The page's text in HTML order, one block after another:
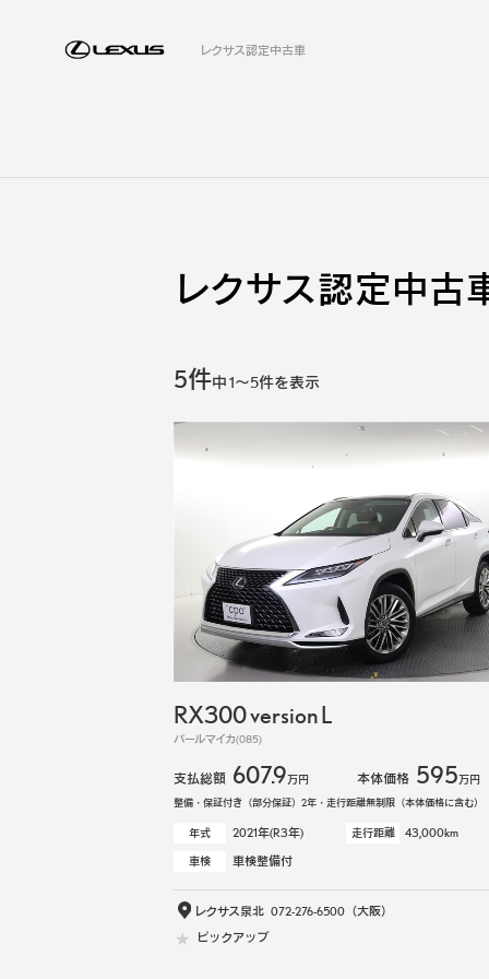
レクサス認定中古車
レクサス認定中古
5件中1～5件を表示
RX300 version L
パールマイカ(085)
支払総額 607.9万円 本体価格 595万円
整備・保証付き（部分保証）2年・走行距離無制限（本体価格に含む）
年式 2021年(R3年) 走行距離 43,000km
車検 車検整備付
レクサス泉北 072-276-6500 （大阪）
ピックアップ